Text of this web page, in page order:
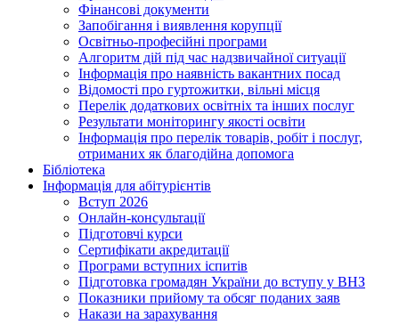
Фінансові документи
Запобігання і виявлення корупції
Освітньо-професійні програми
Алгоритм дій під час надзвичайної ситуації
Інформація про наявність вакантних посад
Відомості про гуртожитки, вільні місця
Перелік додаткових освітніх та інших послуг
Результати моніторингу якості освіти
Інформація про перелік товарів, робіт і послуг,
отриманих як благодійна допомога
Бібліотека
Інформація для абітурієнтів
Вступ 2026
Онлайн-консультації
Підготовчі курси
Сертифікати акредитації
Програми вступних іспитів
Підготовка громадян України до вступу у ВНЗ
Показники прийому та обсяг поданих заяв
Накази на зарахування